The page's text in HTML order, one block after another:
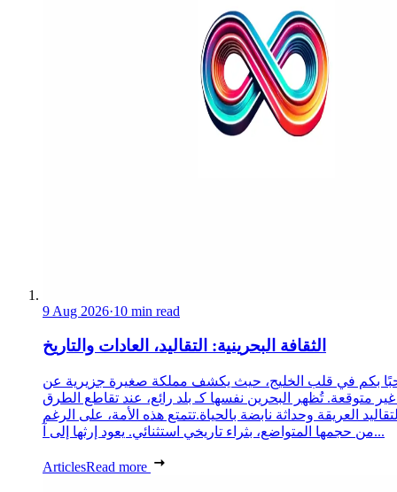
9 Aug 2026·10 min read
الثقافة البحرينية: التقاليد، العادات والتاريخ
بكم في قلب الخليج، حيث يكشف مملكة صغيرة جزيرية عن
متوقعة. تُظهر البحرين نفسها كـ بلد رائع، عند تقاطع الطرق
العريقة وحداثة نابضة بالحياة.تتمتع هذه الأمة، على الرغم
من حجمها المتواضع، بثراء تاريخي استثنائي. يعود إرثها إلى آ...
ArticlesRead more